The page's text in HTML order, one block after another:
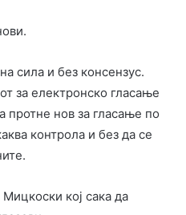
сила и без консензус.
за електронско гласање
протне нов за гласање по
контрола и без да се
Мицкоски кој сака да